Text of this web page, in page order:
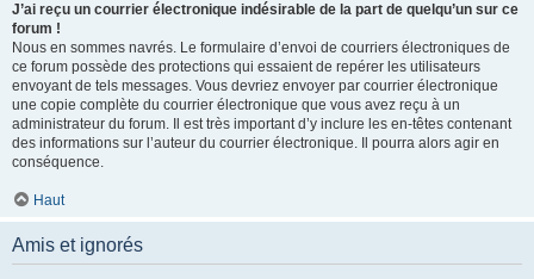
J’ai reçu un courrier électronique indésirable de la part de quelqu’un sur ce
forum !
Nous en sommes navrés. Le formulaire d’envoi de courriers électroniques de
ce forum possède des protections qui essaient de repérer les utilisateurs
envoyant de tels messages. Vous devriez envoyer par courrier électronique
une copie complète du courrier électronique que vous avez reçu à un
administrateur du forum. Il est très important d’y inclure les en-têtes contenant
des informations sur l’auteur du courrier électronique. Il pourra alors agir en
conséquence.
Haut
Amis et ignorés